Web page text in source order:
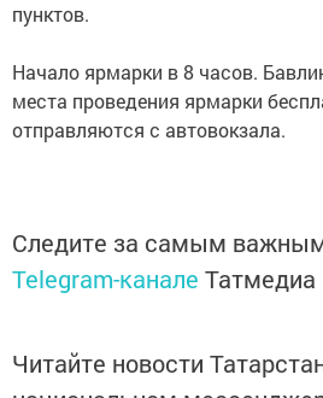
пунктов.
Начало ярмарки в 8 часов.
места проведения ярмарки
отправляются с автовокзала.
Следите за самым
Telegram-канале Татмедиа
Читайте новости